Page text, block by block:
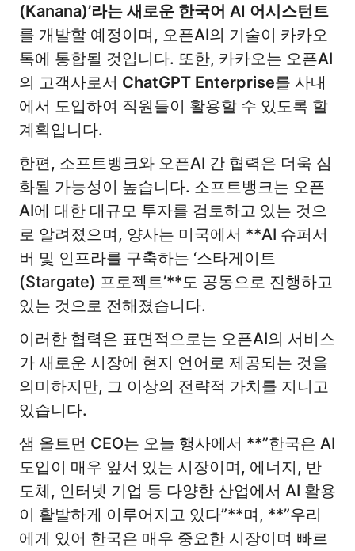
(Kanana)’라는 새로운 한국어 AI 어시스턴트
를 개발할 예정이며, 오픈AI의 기술이 카카오
톡에 통합될 것입니다. 또한, 카카오는 오픈AI
의 고객사로서 ChatGPT Enterprise를 사내
에서 도입하여 직원들이 활용할 수 있도록 할
계획입니다.
한편, 소프트뱅크와 오픈AI 간 협력은 더욱 심
화될 가능성이 높습니다. 소프트뱅크는 오픈
AI에 대한 대규모 투자를 검토하고 있는 것으
로 알려졌으며, 양사는 미국에서 **AI 슈퍼서
버 및 인프라를 구축하는 ‘스타게이트
(Stargate) 프로젝트’**도 공동으로 진행하고
있는 것으로 전해졌습니다.
이러한 협력은 표면적으로는 오픈AI의 서비스
가 새로운 시장에 현지 언어로 제공되는 것을
의미하지만, 그 이상의 전략적 가치를 지니고
있습니다.
샘 올트먼 CEO는 오늘 행사에서 **”한국은 AI
도입이 매우 앞서 있는 시장이며, 에너지, 반
도체, 인터넷 기업 등 다양한 산업에서 AI 활용
이 활발하게 이루어지고 있다”**며, **”우리
에게 있어 한국은 매우 중요한 시장이며 빠르